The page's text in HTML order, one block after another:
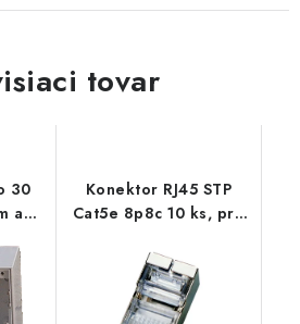
tovar
30
a
Konektor RJ45 STP
Cat5e 8p8c 10 ks, pro